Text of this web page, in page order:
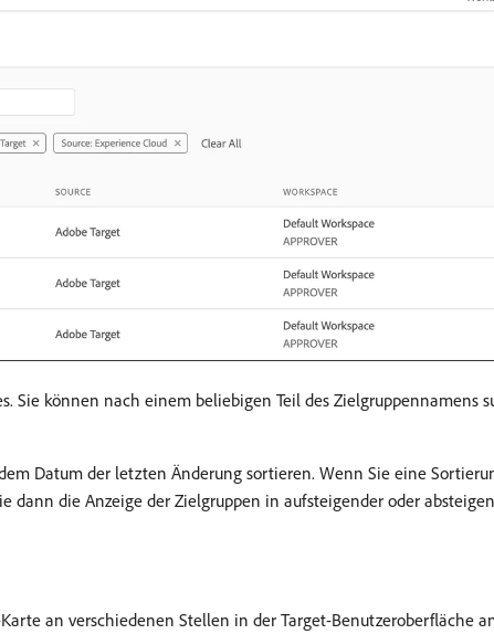
Sie können nach einem beliebigen Teil des Zielgruppennamens
Datum der letzten Änderung sortieren. Wenn Sie eine
dann die Anzeige der Zielgruppen in aufsteigender oder
an verschiedenen Stellen in der Target-Benutzeroberfläche